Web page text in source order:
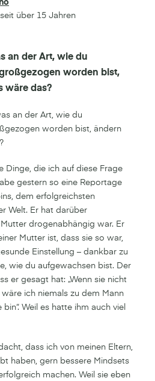
über 15 Jahren
an der Art, wie du
worden bist,
wäre das?
an der Art, wie du
worden bist, ändern
Dinge, die ich auf diese Frage
gestern so eine Reportage
dem erfolgreichsten
Welt. Er hat darüber
drogenabhängig war. Er
Mutter ist, dass sie so war,
Einstellung – dankbar zu
wie du aufgewachsen bist. Der
er gesagt hat: „Wenn sie nicht
ich niemals zu dem Mann
Weil es hatte ihm auch viel
dass ich von meinen Eltern,
haben, gern bessere Mindsets
machen. Weil sie eben